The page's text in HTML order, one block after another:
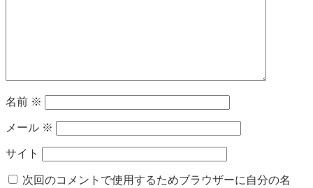
名前 ※
メール ※
サイト
次回のコメントで使用するためブラウザーに自分の名